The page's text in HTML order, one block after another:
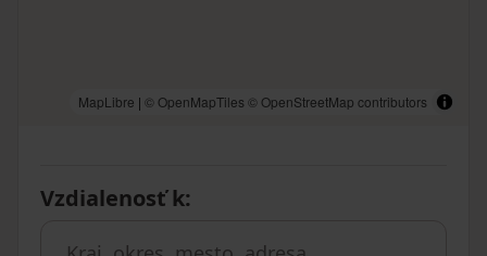
MapLibre | © OpenMapTiles © OpenStreetMap contributors
Vzdialenosť k: